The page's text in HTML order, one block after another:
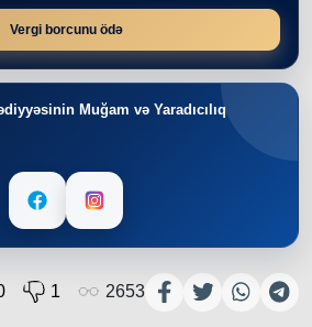
Vergi borcunu ödə
Muğam və Yaradıcılıq
1 2653